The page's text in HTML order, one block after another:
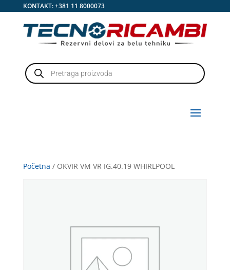
KONTAKT:+381 11 8000073
Products
search
Početna / OKVIR VM VR IG.40.19 WHIRLPOOL